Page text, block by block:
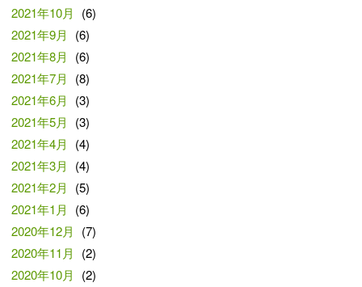
2021年10月
(6)
2021年9月
(6)
2021年8月
(6)
2021年7月
(8)
2021年6月
(3)
2021年5月
(3)
2021年4月
(4)
2021年3月
(4)
2021年2月
(5)
2021年1月
(6)
2020年12月
(7)
2020年11月
(2)
2020年10月
(2)